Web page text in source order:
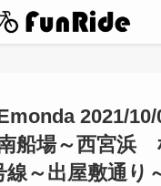
2021/
船場～西宮浜
線～出屋敷通り